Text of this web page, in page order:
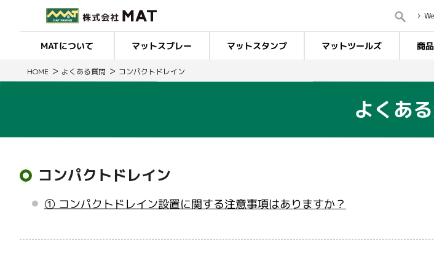
MATについて マットスプレー マットスタンプ マットツールズ 商
HOME > よくある質問 > コンパクトドレイン
よくあ
コンパクトドレイン
① コンパクトドレイン設置に関する注意事項はありますか？